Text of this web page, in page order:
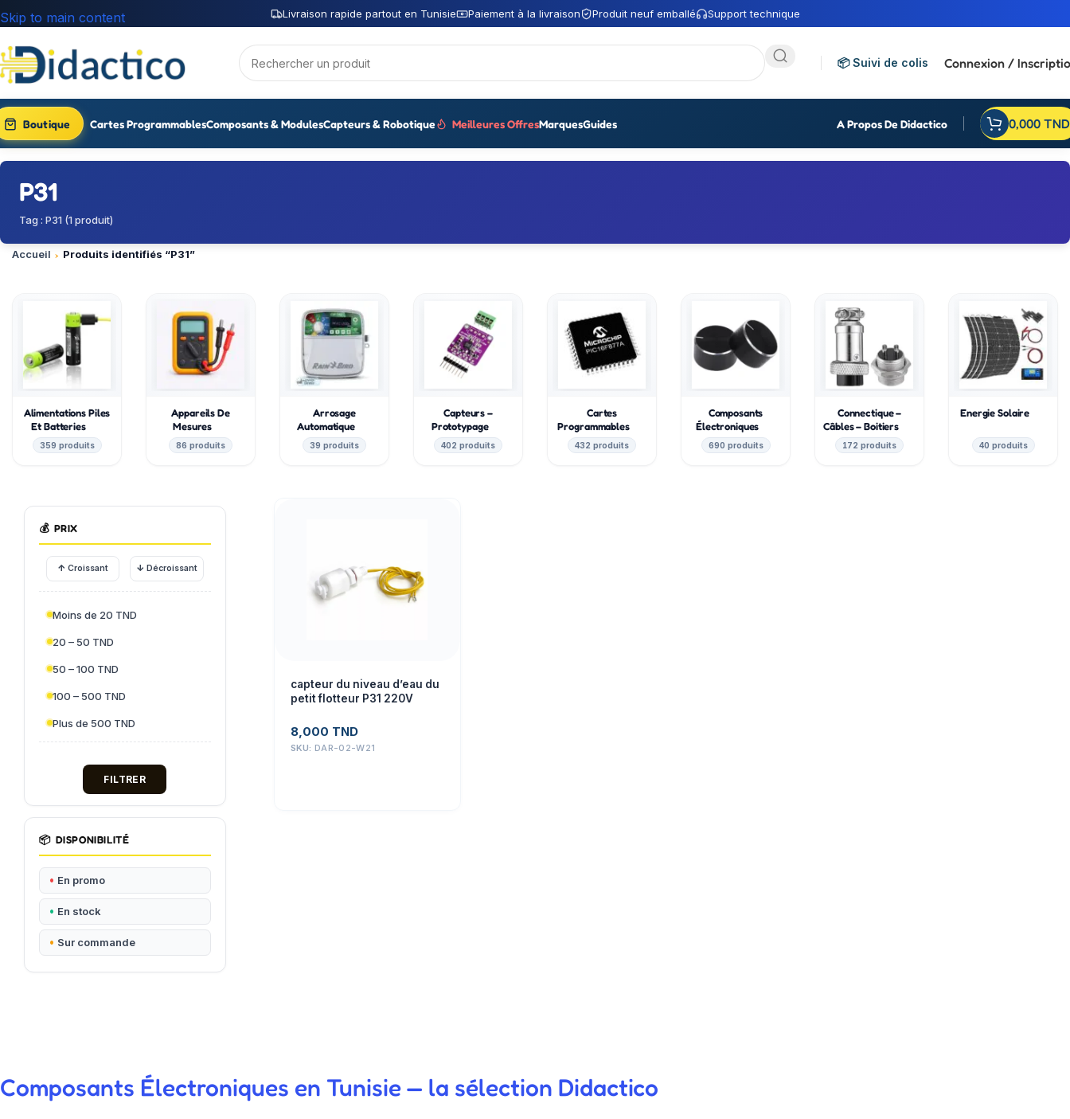
Livraison rapide partout en Tunisie Paiement à la livraison Produit neuf emballé Support technique
Skip to main content
📦 Suivi de colis Connexion /
Boutique Cartes ProgrammablesComposants & ModulesCapteurs & Robotique Meilleures OffresMarquesGuides A Propos De Didactico 0,000 TND
P31
Tag : P31 (1 produit)
Accueil Produits identifiés “P31”
Alimentations Piles
Et Batteries
359 produits
Appareils De
Mesures
86 produits
Arrosage
Automatique
39 produits
Capteurs –
Prototypage
402 produits
Cartes
Programmables
432 produits
Composants
Électroniques
690 produits
Connectique –
Câbles – Boitiers
172 produits
Energie Solaire
40 produits
💰 PRIX
↑ Croissant ↓ Décroissant
Moins de 20 TND
20 – 50 TND
50 – 100 TND
100 – 500 TND
Plus de 500 TND
FILTRER
📦 DISPONIBILITÉ
En promo
En stock
Sur commande
capteur du niveau d’eau du
petit flotteur P31 220V
8,000 TND
SKU: DAR-02-W21
Composants Électroniques en Tunisie — la sélection Didactico